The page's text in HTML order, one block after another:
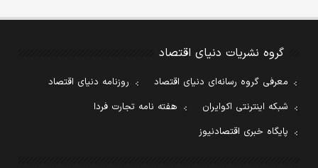
گروه نشریات دنیای اقتصاد
معرفی گروه رسانه‌ای دنیای اقتصاد
روزنامه دنیای اقتصاد
شبکه اینترنتی اکوایران
هفته نامه تجارت فردا
پایگاه خبری اقتصادنیوز